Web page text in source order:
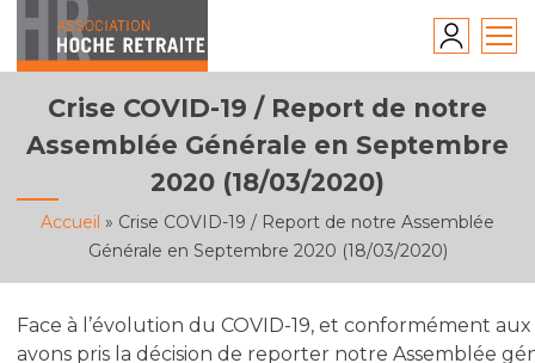
Skip
content
Crise COVID-19 / Report de notre
Assemblée Générale en Septembre
2020 (18/03/2020)
Accueil » Crise COVID-19 / Report de notre Assemblée
Générale en Septembre 2020 (18/03/2020)
Face à l’évolution du COVID-19, et conformément
avons pris la décision de reporter notre Assemblée